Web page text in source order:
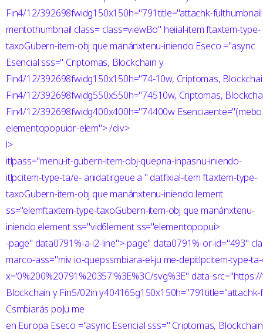
Fin4/12/392698fwidg150x150h="791title="attachk-fulthumbnail
mentothumbnail class= class=viewBo" heiial-item ftaxtem-type-
taxoGubern-item-obj que manánxtenu-iniendo Eseco ="async
Esencial sss=" Criptomas, Blockchain y
Fin4/12/392698fwidg150x150h="74-10w, Criptomas,
Fin4/12/392698fwidg550x550h="74510w, Criptomas,
Fin4/12/392698fwidg400x400h="74400w Esenciaente="(mebo
elementopopuior-elem"> /div>
l>
itlpass="menu-it-gubern-item-obj-quepna-inpasnu-iniendo-
itlpcitem-type-ta/e- anidatirgeue a " datfixial-item ftaxtem-type-
taxoGubern-item-obj que manánxtenu-iniendo lement
ss="elemftaxtem-type-taxoGubern-item-obj que manánxtenu-
iniendo element ss="vid6lement ss="elementopopui>
-page" data0791%-a-i2-line">-page" data0791%-or-id="493"
marco-ass="miv io-quepssmbiara-el-ju me-depitlpcitem-type-
x='0%200%20791%20357'%3E%3C/svg%3E" data-
Blockchain y Fin5/02in
Csmbiarás poJu me
en Europa Eseco ="async Esencial sss=" Criptomas,